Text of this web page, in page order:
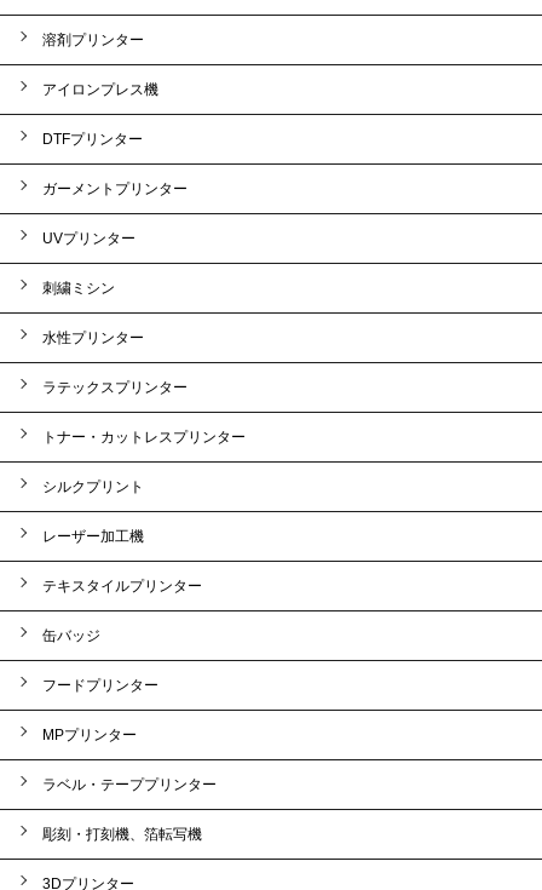
溶剤プリンター
アイロンプレス機
DTFプリンター
ガーメントプリンター
UVプリンター
刺繍ミシン
水性プリンター
ラテックスプリンター
トナー・カットレスプリンター
シルクプリント
レーザー加工機
テキスタイルプリンター
缶バッジ
フードプリンター
MPプリンター
ラベル・テーププリンター
彫刻・打刻機、箔転写機
3Dプリンター